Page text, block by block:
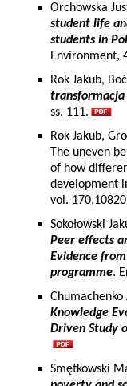
Orchowska
student life
students in
Environment,
Rok Jakub,
transformacja
ss. 111.
Rok Jakub,
The uneven
of how
development
vol.
Sokołowski
Peer effects
Evidence
programme.
Knowledge
Driven Study
Smętkowski